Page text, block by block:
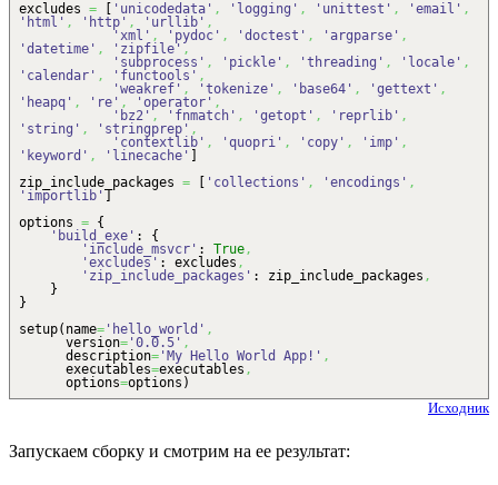
excludes = 'unicodedata' , 'logging' , 'unittest' , 'email' ,
'html' , 'http' , 'urllib' ,
'xml' , 'pydoc' , 'doctest' , 'argparse' ,
'datetime' , 'zipfile' ,
'subprocess' , 'pickle' , 'threading' , 'locale' ,
'calendar' , 'functools' ,
'weakref' , 'tokenize' , 'base64' , 'gettext' ,
'heapq' , 're' , 'operator' ,
'bz2' , 'fnmatch' , 'getopt' , 'reprlib' ,
'string' , 'stringprep' ,
'contextlib' , 'quopri' , 'copy' , 'imp' ,
'keyword' , 'linecache'
zip_include_packages = 'collections' , 'encodings' ,
'importlib'
options = {
'build_exe' : {
'include_msvcr' : True,
'excludes' : excludes ,
'zip_include_packages' : zip_include_packages ,
}
}
setup( name= 'hello_world' ,
version= '0.0.5' ,
description= 'My Hello World App!' ,
executables=executables ,
options=options )
Исходник
Запускаем сборку и смотрим на ее результат: